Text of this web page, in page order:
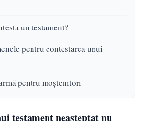
un testament?
pentru contestarea unui
pentru moștenitori
testament neașteptat nu